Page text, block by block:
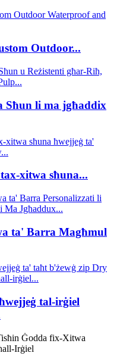
Outdoor...
Sħun li ma jgħaddix
xitwa sħuna...
ta' Barra Magħmul
tal-irġiel